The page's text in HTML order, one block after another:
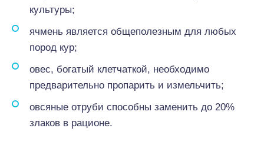
культуры;
ячмень является общеполезным для любых
пород кур;
овес, богатый клетчаткой, необходимо
предварительно пропарить и измельчить;
овсяные отруби способны заменить до 20%
злаков в рационе.